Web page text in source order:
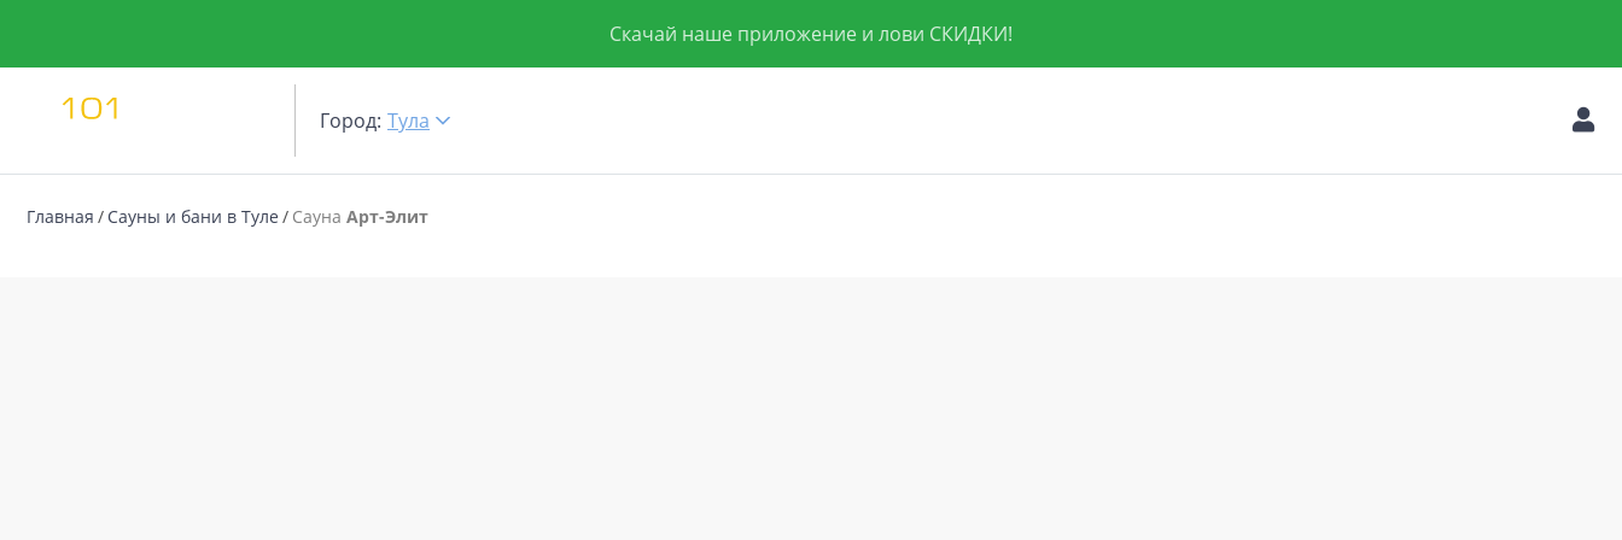
Скачай наше приложение и лови СКИДКИ!
Город: Тула
Главная Сауны и бани в Туле Сауна Арт-Элит